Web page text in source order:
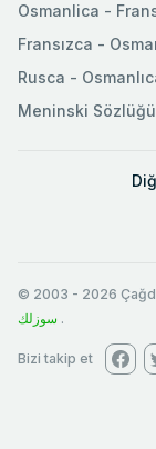
Osmanlica -
Fransızca -
Rusca -
Meninski Sözlüğü
© 2003 - 2026
سوزلك .
Bizi takip et